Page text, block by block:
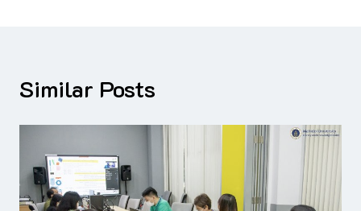
Similar Posts